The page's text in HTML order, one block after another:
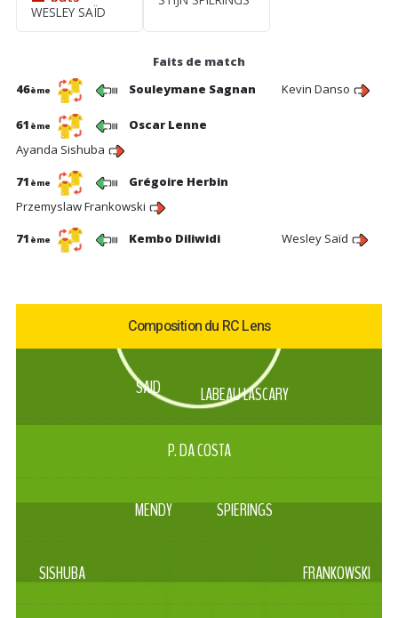
WESLEY SAÏD
Faits de match
46ème Souleymane Sagnan Kevin Danso
61 ème
Oscar Lenne
Ayanda Sishuba
71 ème
Grégoire Herbin
Przemyslaw Frankowski
71 ème Kembo Diliwidi Wesley Saïd
Composition du RC Lens
SAID LABEAU LASCARY
P. DA COSTA
MENDY SPIERINGS
SISHUBA FRANKOWSKI